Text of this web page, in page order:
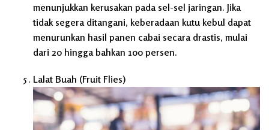
menunjukkan kerusakan pada sel-sel jaringan. Jika
tidak segera ditangani, keberadaan kutu kebul dapat
menurunkan hasil panen cabai secara drastis, mulai
dari 20 hingga bahkan 100 persen.
Lalat Buah (Fruit Flies)